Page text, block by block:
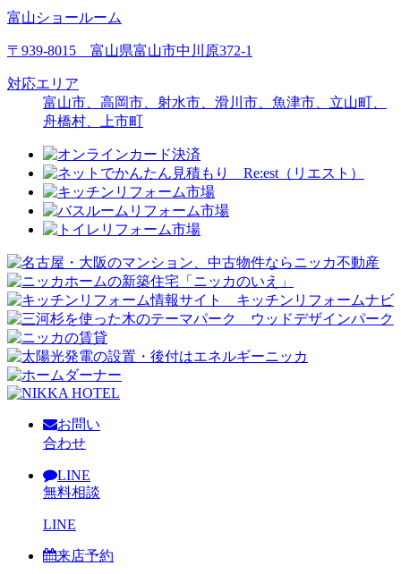
富山ショールーム
〒939-8015 富山県富山市中川原372-1
対応エリア
富山市、高岡市、射水市、滑川市、魚津市、立山町、
舟橋村、上市町
お問い
合わせ
LINE
無料相談
LINE
来店予約